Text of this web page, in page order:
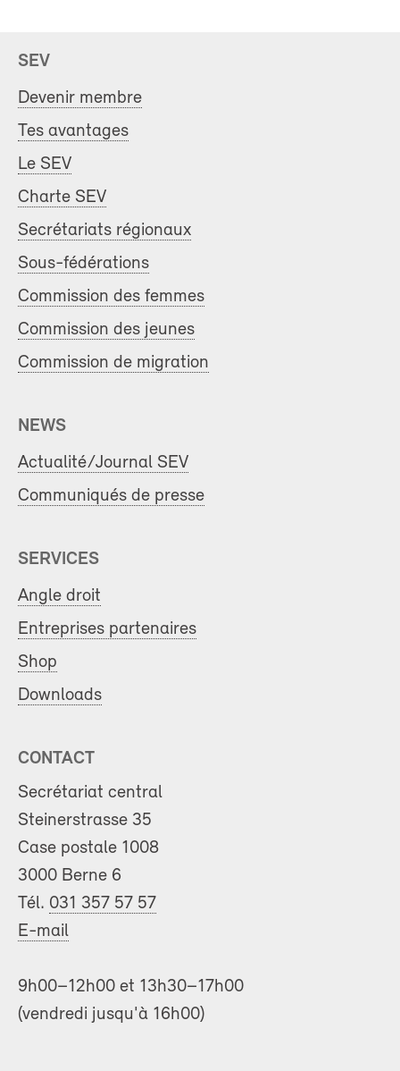
SEV
Devenir membre
Tes avantages
Le SEV
Charte SEV
Secrétariats régionaux
Sous-fédérations
Commission des femmes
Commission des jeunes
Commission de migration
NEWS
Actualité/Journal SEV
Communiqués de presse
SERVICES
Angle droit
Entreprises partenaires
Shop
Downloads
CONTACT
Secrétariat central
Steinerstrasse 35
Case postale 1008
3000 Berne 6
Tél. 031 357 57 57
E-mail
9h00–12h00 et 13h30–17h00
(vendredi jusqu'à 16h00)